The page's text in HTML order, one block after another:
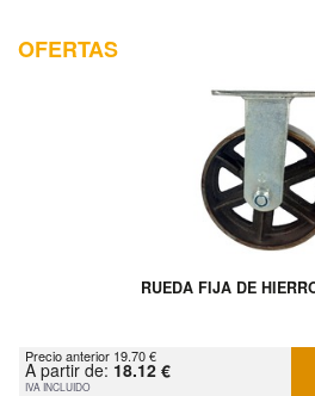
OFERTAS
RUEDA FIJA DE
Precio anterior 19.70 €
A partir de: 18.12 €
IVA INCLUIDO